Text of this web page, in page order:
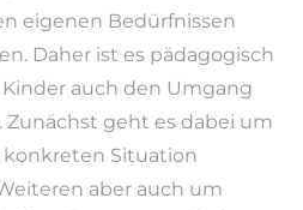
eigenen Bedürfnissen
Daher ist es pädagogisch
auch den Umgang
geht es dabei um
Situation
aber auch um